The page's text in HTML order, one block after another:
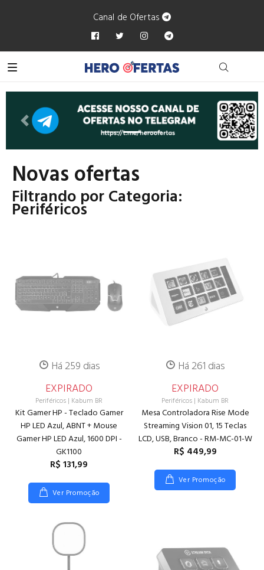
Canal de Ofertas
Anterior
Novas ofertas
Filtrando por Categoria:
Periféricos
Há 259 dias
EXPIRADO
Periféricos | Kabum BR
Kit Gamer HP - Teclado Gamer
HP LED Azul, ABNT + Mouse
Gamer HP LED Azul, 1600 DPI -
GK1100
R$ 131,99
Ver Promoção
Há 261 dias
EXPIRADO
Periféricos | Kabum BR
Mesa Controladora Rise Mode
Streaming Vision 01, 15 Teclas
LCD, USB, Branco - RM-MC-01-W
R$ 449,99
Ver Promoção